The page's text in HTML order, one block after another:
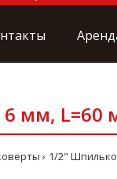
мм, L=60
1/2"